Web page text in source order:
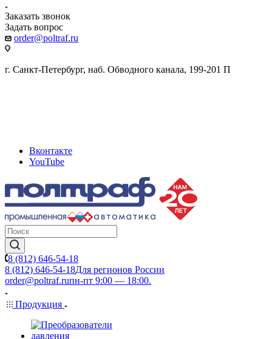
Заказать звонок
Задать вопрос
order@poltraf.ru
г. Санкт-Петербург, наб. Обводного канала, 199-201 П
Вконтакте
YouTube
8 (812) 646-54-18
8 (812) 646-54-18Для регионов России
order@poltraf.ruпн-пт 9:00 — 18:00.
Продукция